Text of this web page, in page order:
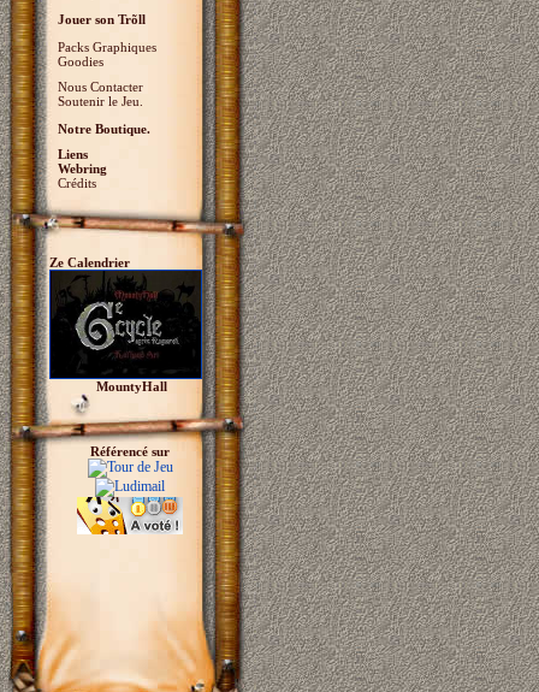
Jouer son Trõll
Packs Graphiques
Goodies
Nous Contacter
Soutenir le Jeu.
Notre Boutique.
Liens
Webring
Crédits
Ze Calendrier
MountyHall
Référencé sur